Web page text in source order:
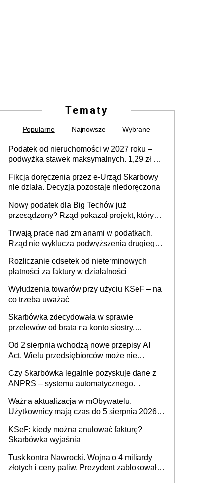
Tematy
Popularne Najnowsze Wybrane
Podatek od nieruchomości w 2027 roku –
podwyżka stawek maksymalnych. 1,29 zł za
budynków i lokali związanych z
prowadzeniem działalności gospodarczej
Fikcja doręczenia przez e-Urząd Skarbowy
nie działa. Decyzja pozostaje niedoręczona
Nowy podatek dla Big Techów już
przesądzony? Rząd pokazał projekt, który
Trwają prace nad zmianami w podatkach.
Rząd nie wyklucza podwyższenia drugiego
Rozliczanie odsetek od nieterminowych
płatności za faktury w działalności
Wyłudzenia towarów przy użyciu KSeF – na
co trzeba uważać
Skarbówka zdecydowała w sprawie
przelewów od brata na konto siostry.
darowizna, ale podatku jednak nie będzie
Od 2 sierpnia wchodzą nowe przepisy AI
Act. Wielu przedsiębiorców może nie
Czy Skarbówka legalnie pozyskuje dane z
ANPRS – systemu automatycznego
pojazdów z kamer drogowych?
Ważna aktualizacja w mObywatelu.
Użytkownicy mają czas do 5 sierpnia 2026
KSeF: kiedy można anulować fakturę?
Skarbówka wyjaśnia
Tusk kontra Nawrocki. Wojna o 4 miliardy
złotych i ceny paliw. Prezydent zablokował